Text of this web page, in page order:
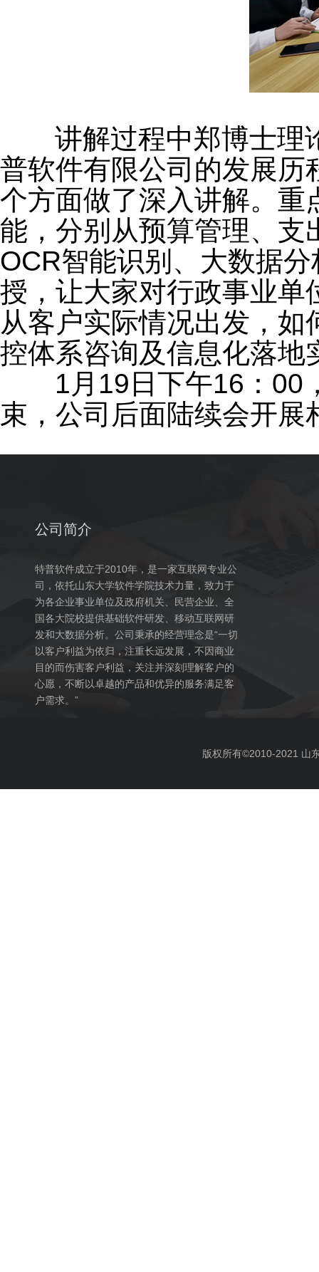
讲解过程中郑博士理
普软件有限公司的发展历
个方面做了深入讲解。重
能，分别从预算管理、支
OCR智能识别、大数据
授，让大家对行政事业单
从客户实际情况出发，
控体系咨询及信息化落地
1月19日下午16：00，
束，公司后面陆续会开展
公司简介
特普软件成立于2010年，是一家互联网专业公
司，依托山东大学软件学院技术力量，致力于
为各企业事业单位及政府机关、民营企业、全
国各大院校提供基础软件研发、移动互联网研
发和大数据分析。公司秉承的经营理念是“一切
以客户利益为依归，注重长远发展，不因商业
目的而伤害客户利益，关注并深刻理解客户的
心愿，不断以卓越的产品和优异的服务满足客
户需求。”
版权所有©2010-2021 山